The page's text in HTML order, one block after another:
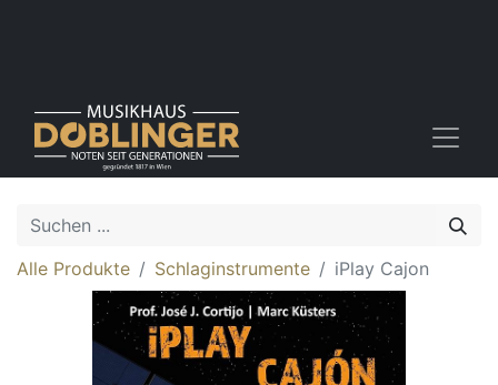
Alle Produkte Schlaginstrumente iPlay Cajon